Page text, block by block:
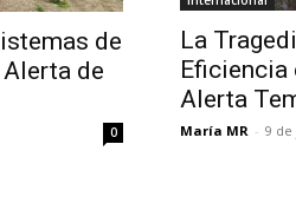
de
de
0
La
Eficiencia
Alerta
María MR - 9 de